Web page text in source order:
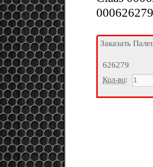
Заказать
626279
Кол-во: